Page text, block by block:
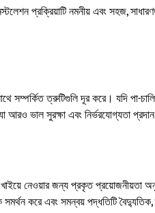
প্রক্রিয়াটি নমনীয় এবং সহজ,
সম্পর্কিত ত্রুটিগুলি দূর করে। যদি পা-
আরও ভাল সুরক্ষা এবং নির্ভরযোগ্যতা
খাইয়ে নেওয়ার জন্য প্রকৃত
সমর্থন করে এবং সমন্বয় পদ্ধতিটি